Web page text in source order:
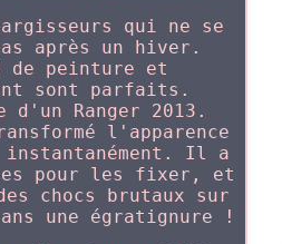
qui ne se
après un hiver.
de peinture et
sont parfaits.
d'un Ranger 2013.
l'apparence
instantanément. Il a
pour les fixer, et
chocs brutaux sur
une égratignure !